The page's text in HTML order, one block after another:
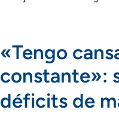
«Tengo
constante»:
déficits de